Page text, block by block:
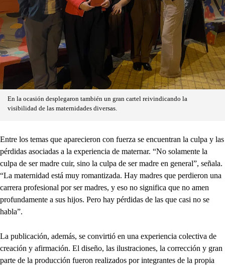
En la ocasión desplegaron también un gran cartel reivindicando la
visibilidad de las maternidades diversas.
Entre los temas que aparecieron con fuerza se encuentran la culpa y las
pérdidas asociadas a la experiencia de maternar. “No solamente la
culpa de ser madre cuir, sino la culpa de ser madre en general”, señala.
“La maternidad está muy romantizada. Hay madres que perdieron una
carrera profesional por ser madres, y eso no significa que no amen
profundamente a sus hijos. Pero hay pérdidas de las que casi no se
habla”.
La publicación, además, se convirtió en una experiencia colectiva de
creación y afirmación. El diseño, las ilustraciones, la corrección y gran
parte de la producción fueron realizados por integrantes de la propia